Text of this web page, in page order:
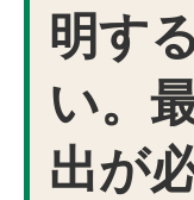
明す
い。
出が